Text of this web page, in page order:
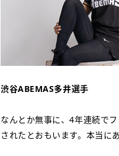
渋谷ABEMAS多井選手
なんとか無事に、4年連続で
されたとおもいます。本当に